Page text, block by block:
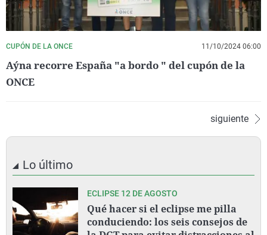
CUPÓN DE LA ONCE 11/10/2024 06:00
Aýna recorre España "a bordo " del cupón de la
ONCE
siguiente
Lo último
ECLIPSE 12 DE AGOSTO
Qué hacer si el eclipse me pilla
conduciendo: los seis consejos de